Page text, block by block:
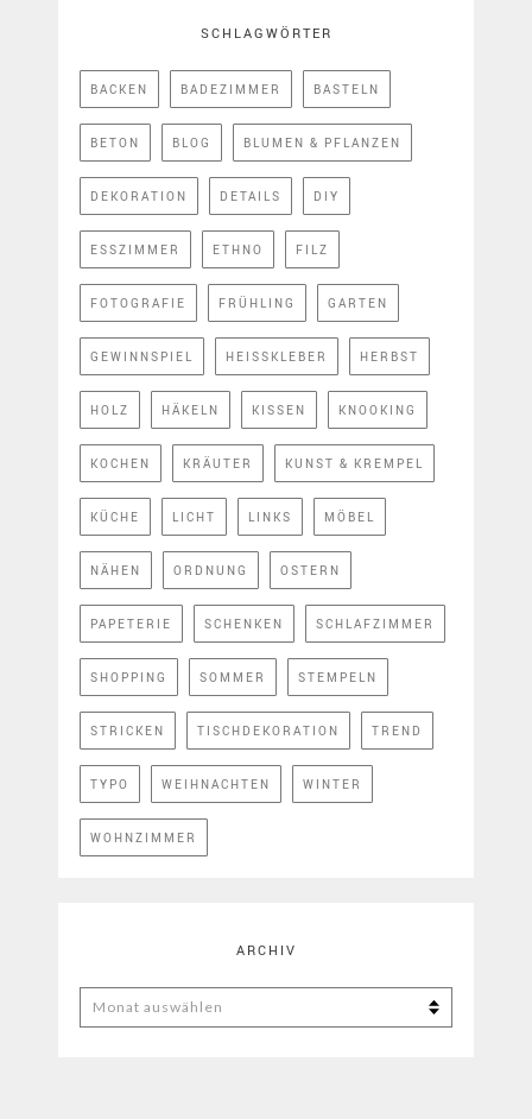
SCHLAGWÖRTER
BACKEN BADEZIMMER BASTELN
BETON BLOG BLUMEN & PFLANZEN
DEKORATION DETAILS DIY
ESSZIMMER ETHNO FILZ
FOTOGRAFIE FRÜHLING GARTEN
GEWINNSPIEL HEISSKLEBER HERBST
HOLZ HÄKELN KISSEN KNOOKING
KOCHEN KRÄUTER KUNST & KREMPEL
KÜCHE LICHT LINKS MÖBEL
NÄHEN ORDNUNG OSTERN
PAPETERIE SCHENKEN SCHLAFZIMMER
SHOPPING SOMMER STEMPELN
STRICKEN TISCHDEKORATION TREND
TYPO WEIHNACHTEN WINTER
WOHNZIMMER
ARCHIV
ARCHIV